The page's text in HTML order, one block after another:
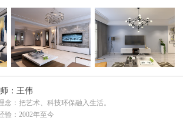
：王伟
念：把艺术、科技环保融入生活。
验：2002年至今